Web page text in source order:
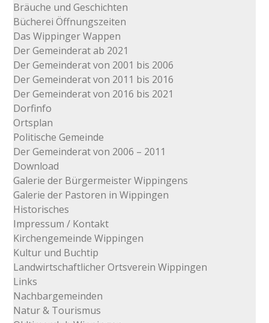
Bräuche und Geschichten
Bücherei Öffnungszeiten
Das Wippinger Wappen
Der Gemeinderat ab 2021
Der Gemeinderat von 2001 bis 2006
Der Gemeinderat von 2011 bis 2016
Der Gemeinderat von 2016 bis 2021
Dorfinfo
Ortsplan
Politische Gemeinde
Der Gemeinderat von 2006 – 2011
Download
Galerie der Bürgermeister Wippingens
Galerie der Pastoren in Wippingen
Historisches
Impressum / Kontakt
Kirchengemeinde Wippingen
Kultur und Buchtip
Landwirtschaftlicher Ortsverein Wippingen
Links
Nachbargemeinden
Natur & Tourismus